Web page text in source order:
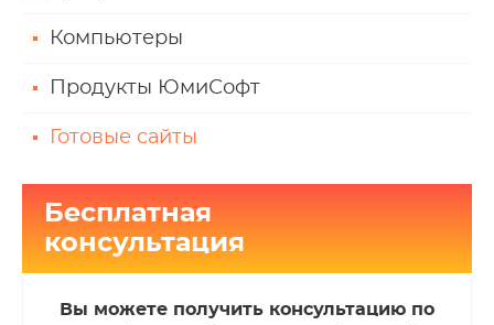
Компьютеры
Продукты ЮмиСофт
Готовые сайты
Бесплатная
консультация
Вы можете получить консультацию по